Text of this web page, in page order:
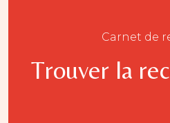
Carnet de
Trouver la